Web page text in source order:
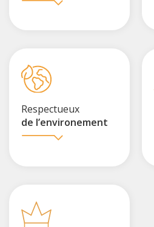
Respectueux
de l’environement